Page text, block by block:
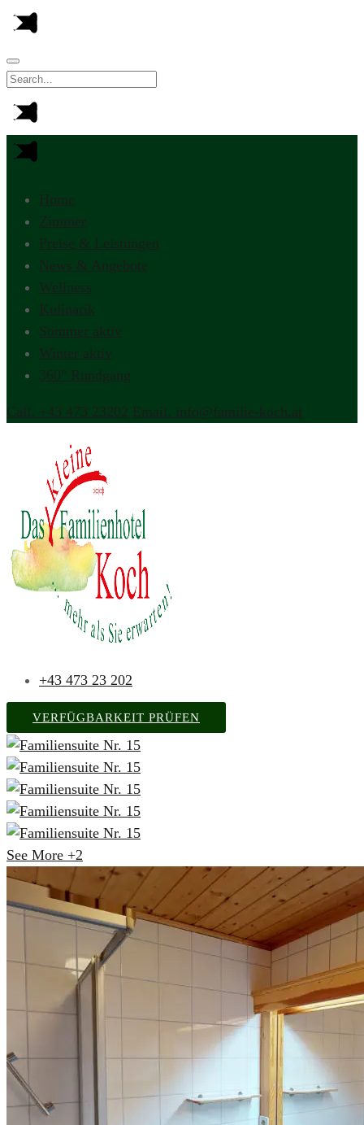
Home
Zimmer
Preise & Leistungen
News & Angebote
Wellness
Kulinarik
Sommer aktiv
Winter aktiv
360° Rundgang
Call. +43 473 23202 Email. info@familie-koch.at
+43 473 23 202
VERFÜGBARKEIT PRÜFEN
See More +2